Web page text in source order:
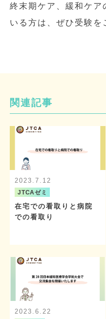
終末期ケア、緩和ケア
いる方は、ぜひ受験を
関連記事
2023.7.12
JTCAゼミ
在宅での看取りと病院
での看取り
2023.6.22